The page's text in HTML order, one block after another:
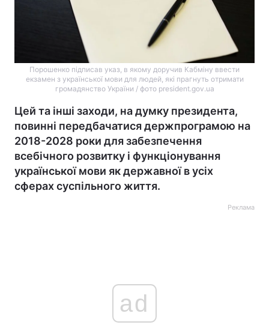
Війна
Порошенко підписав указ, в якому доручив Кабміну ввести
екзамен з української мови для людей, які прагнуть отримати
громадянство України / фото president.gov.ua
Цей та інші заходи, на думку президента,
повинні передбачатися держпрограмою на
2018-2028 роки для забезпечення
всебічного розвитку і функціонування
української мови як державної в усіх
сферах суспільного життя.
Реклама
ad